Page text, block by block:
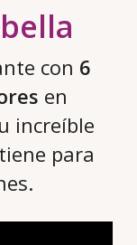
con 6
en
increíble
para